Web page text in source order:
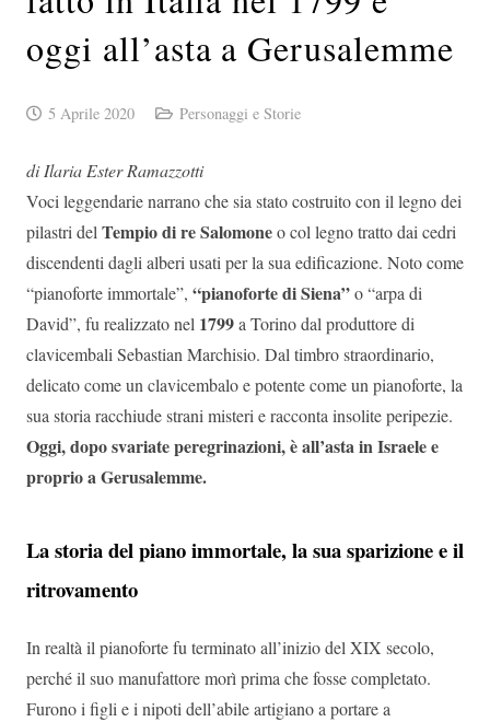
oggi all’asta a Gerusalemme
5 Aprile 2020 Personaggi e Storie
di Ilaria Ester Ramazzotti
Voci leggendarie narrano che sia stato costruito con il legno dei
pilastri delTempio di re Salomoneo col legno tratto dai cedri
discendenti dagli alberi usati per la sua edificazione. Noto come
“pianoforte immortale”, “pianoforte di Siena”o “arpa di
David”, fu realizzato nel 1799a Torino dal produttore di
clavicembali Sebastian Marchisio. Dal timbro straordinario,
delicato come un clavicembalo e potente come un pianoforte, la
sua storia racchiude strani misteri e racconta insolite peripezie.
Oggi, dopo svariate peregrinazioni, è all’asta in Israele e
proprio a Gerusalemme.
La storia del piano immortale, la sua sparizione e il
ritrovamento
In realtà il pianoforte fu terminato all’inizio del XIX secolo,
perché il suo manufattore morì prima che fosse completato.
Furono i figli e i nipoti dell’abile artigiano a portare a